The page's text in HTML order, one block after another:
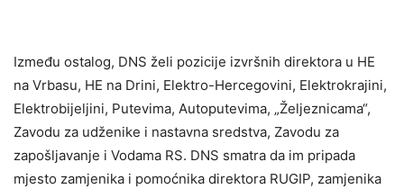
Između ostalog, DNS želi pozicije izvršnih direktora u HE
na Vrbasu, HE na Drini, Elektro-Hercegovini, Elektrokrajini,
Elektrobijeljini, Putevima, Autoputevima, „Željeznicama“,
Zavodu za udženike i nastavna sredstva, Zavodu za
zapošljavanje i Vodama RS. DNS smatra da im pripada
mjesto zamjenika i pomoćnika direktora RUGIP, zamjenika